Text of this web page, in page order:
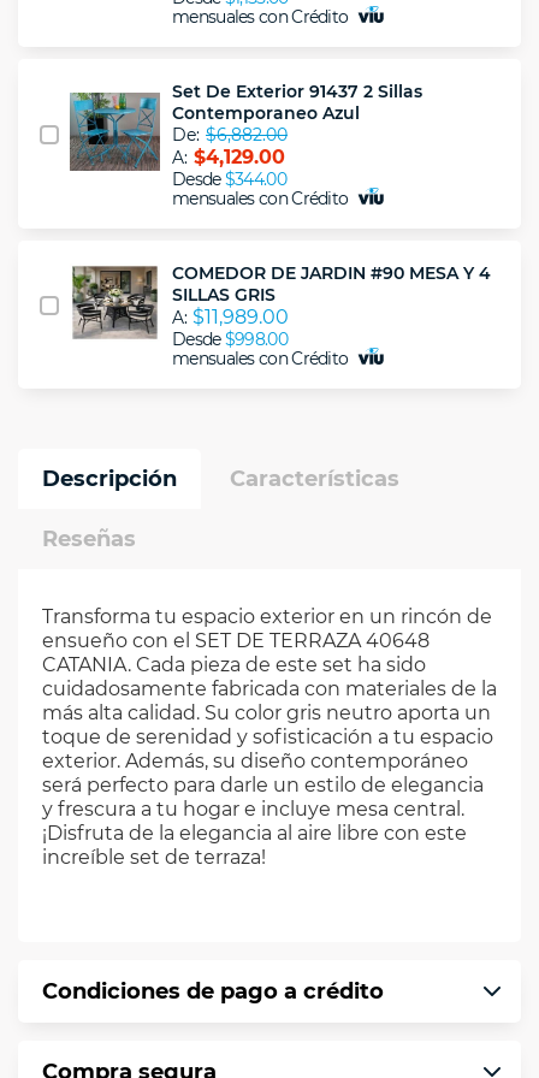
mensuales con Crédito
Set De Exterior 91437 2 Sillas
Contemporaneo Azul
De: $6,882.00
A: $4,129.00
Desde$344.00
mensuales con Crédito
COMEDOR DE JARDIN #90 MESA Y 4
SILLAS GRIS
A: $11,989.00
Desde$998.00
mensuales con Crédito
Descripción Características
Reseñas
Transforma tu espacio exterior en un rincón de
ensueño con el SET DE TERRAZA 40648
CATANIA. Cada pieza de este set ha sido
cuidadosamente fabricada con materiales de la
más alta calidad. Su color gris neutro aporta un
toque de serenidad y sofisticación a tu espacio
exterior. Además, su diseño contemporáneo
será perfecto para darle un estilo de elegancia
y frescura a tu hogar e incluye mesa central.
¡Disfruta de la elegancia al aire libre con este
increíble set de terraza!
Condiciones de pago a crédito
Compra segura